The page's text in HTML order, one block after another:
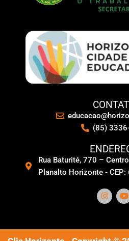
(85)
Rua Baturité, 770 –
Planalto Horizonte -